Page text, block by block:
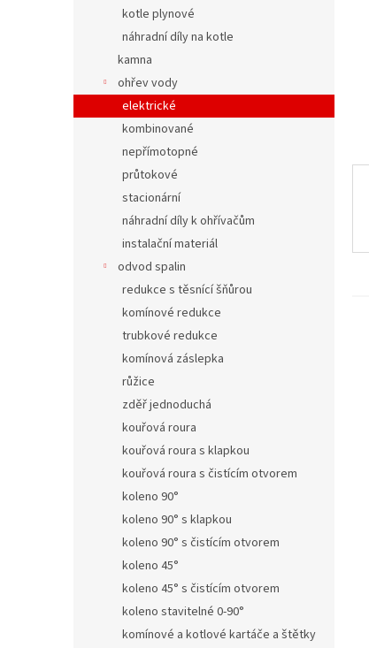
kotle plynové
náhradní díly na kotle
kamna
ohřev vody
elektrické
kombinované
nepřímotopné
průtokové
stacionární
náhradní díly k ohřívačům
instalační materiál
odvod spalin
redukce s těsnící šňůrou
komínové redukce
trubkové redukce
komínová záslepka
růžice
zděř jednoduchá
kouřová roura
kouřová roura s klapkou
kouřová roura s čistícím otvorem
koleno 90°
koleno 90° s klapkou
koleno 90° s čistícím otvorem
koleno 45°
koleno 45° s čistícím otvorem
koleno stavitelné 0-90°
komínové a kotlové kartáče a štětky